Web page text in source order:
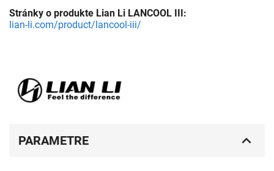
Stránky o produkte Lian Li LANCOOL III:
lian-li.com/product/lancool-iii/
PARAMETRE